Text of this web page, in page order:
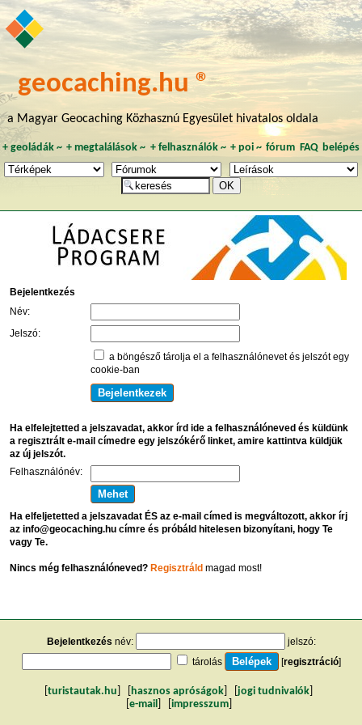
geocaching.hu ®
a Magyar Geocaching Közhasznú Egyesület hivatalos oldala
+ geoládák~ +megtalálások ~ + felhasználók~ + poi~ fórum FAQ belépés
Bejelentkezés
Név:
Jelszó:
a böngésző tárolja el a felhasználónevet és jelszót egy
cookie-ban
Ha elfelejtetted a jelszavadat, akkor írd ide a felhasználóneved és küldünk
a regisztrált e-mail címedre egy jelszókérő linket, amire kattintva küldjük
az új jelszót.
Felhasználónév:
Ha elfeljetetted a jelszavadat ÉS az e-mail címed is megváltozott, akkor írj
az info@geocaching.hu címre és próbáld hitelesen bizonyítani, hogy Te
vagy Te.
Nincs még felhasználóneved? Regisztráldmagad most!
Bejelentkezés név:
jelszó:
tárolás
[regisztráció]
turistautak.hu hasznos apróságok jogi tudnivalók
e-mail impresszum]